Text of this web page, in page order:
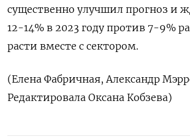
существенно улучшил прогноз и
12-14% в 2023 году против 7-9%
расти вместе с сектором.
(Елена Фабричная, Александр
Редактировала Оксана Кобзева)